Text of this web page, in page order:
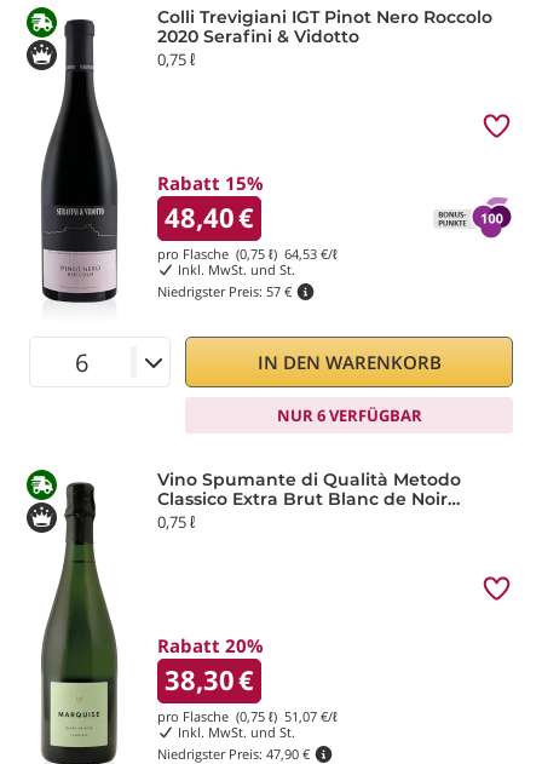
Colli Trevigiani IGT Pinot Nero Roccolo
2020 Serafini & Vidotto
0,75 ℓ
Rabatt 15%
48,40€
pro Flasche (0,75 ℓ) 64,53 €/ℓ
Inkl. MwSt. und St.
Niedrigster Preis: 57 €
IN DEN WARENKORB
NUR 6 VERFÜGBAR
Vino Spumante di Qualità Metodo
Classico Extra Brut Blanc de Noir
Marquise Cuvée M16 Serafini & Vidotto
0,75 ℓ
Rabatt 20%
38,30€
pro Flasche (0,75 ℓ) 51,07 €/ℓ
Inkl. MwSt. und St.
Niedrigster Preis: 47,90 €